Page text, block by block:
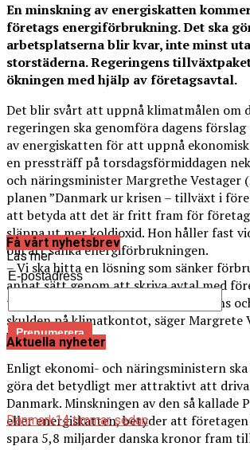
En minskning av energiskatten
företags energiförbrukning. Det ska
arbetsplatserna blir kvar, inte minst
storstäderna. Regeringens
ökningen med hjälp av företagsavtal.
Det blir svårt att uppnå klimatmålen om
regeringen ska genomföra dagens
av energiskatten för att uppnå
en pressträff på torsdagsförmiddagen
och näringsminister Margrethe Vestager
planen ”Danmark ur krisen – tillväxt i
att betyda att det är fritt fram för
släppa ut mer koldioxid. Hon håller fast
om att sänka energiförbrukningen.
– Vi ska hitta en lösning som sänker
annat sätt genom att skriva avtal med
till att vi även fortsatt håller en balans
skulden på klimatkontot, säger Margrete
kommentar.
Enligt ekonomi- och näringsministern
göra det betydligt mer attraktivt att
Danmark. Minskningen av den så kallade
eller energiskatten, betyder att
spara 5,8 miljarder danska kronor fram
Läs mer
Få vårt nyhetsbrev
E-postadress
Aktuella nyheter
Danmark14 timmar sedan